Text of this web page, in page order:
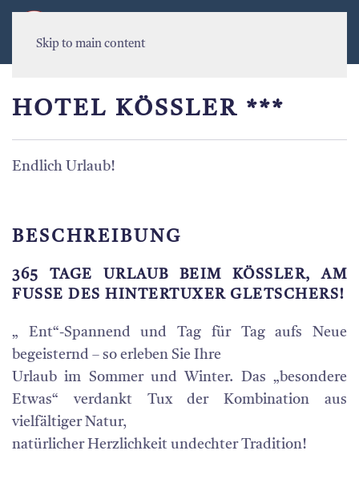
Skip to main content
HOTEL KÖSSLER ***
Endlich Urlaub!
BESCHREIBUNG
365 TAGE URLAUB BEIM KÖSSLER, AM
FUSSE DES HINTERTUXER GLETSCHERS!
„ Ent“-Spannend und Tag für Tag aufs Neue
begeisternd – so erleben Sie Ihre
Urlaub im Sommer und Winter. Das „besondere
Etwas“ verdankt Tux der Kombination aus
vielfältiger Natur,
natürlicher Herzlichkeit undechter Tradition!